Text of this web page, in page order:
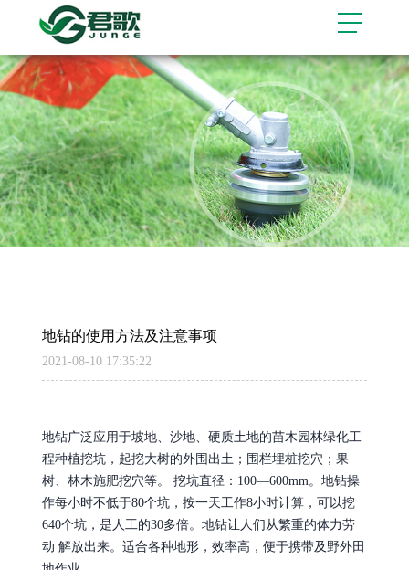
地钻的使用方法及注意事项
2021-08-10 17:35:22
地钻广泛应用于坡地、沙地、硬质土地的苗木园林绿化工
程种植挖坑，起挖大树的外围出土；围栏埋桩挖穴；果
树、林木施肥挖穴等。 挖坑直径：100—600mm。地钻操
作每小时不低于80个坑，按一天工作8小时计算，可以挖
640个坑，是人工的30多倍。地钻让人们从繁重的体力劳
动 解放出来。适合各种地形，效率高，便于携带及野外田